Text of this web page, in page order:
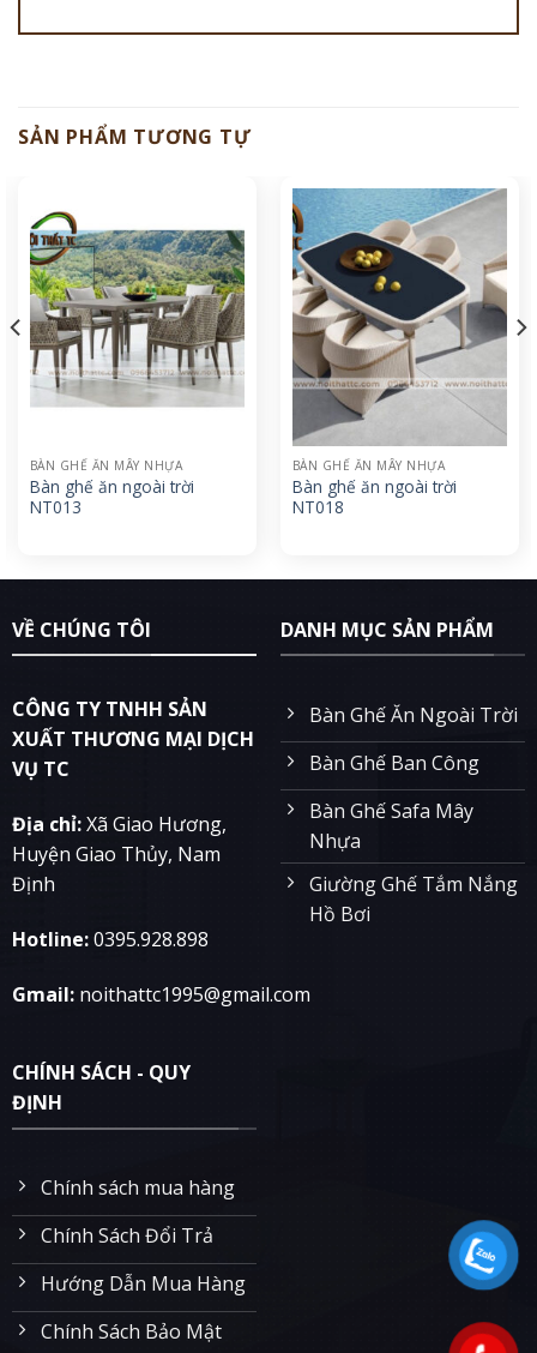
SẢN PHẨM TƯƠNG TỰ
BÀN GHẾ ĂN MÂY NHỰA
Bàn ghế ăn ngoài trời
NT013
BÀN GHẾ ĂN MÂY NHỰA
Bàn ghế ăn ngoài trời
NT018
VỀ CHÚNG TÔI
CÔNG TY TNHH SẢN
XUẤT THƯƠNG MẠI DỊCH
VỤ TC
Địa chỉ:Xã Giao Hương,
Huyện Giao Thủy, Nam
Định
Hotline:0395.928.898
Gmail:noithattc1995@gmail.com
DANH MỤC SẢN PHẨM
Bàn Ghế Ăn Ngoài Trời
Bàn Ghế Ban Công
Bàn Ghế Safa Mây
Nhựa
Giường Ghế Tắm Nắng
Hồ Bơi
CHÍNH SÁCH - QUY
ĐỊNH
Chính sách mua hàng
Chính Sách Đổi Trả
Hướng Dẫn Mua Hàng
Chính Sách Bảo Mật